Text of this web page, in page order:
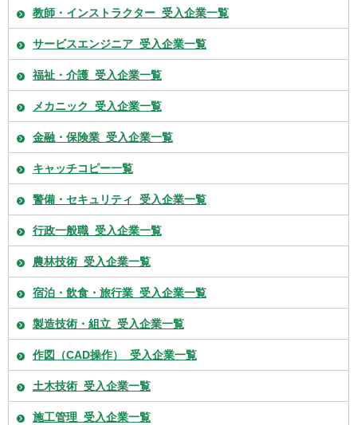
教師・インストラクター_受入企業一覧
サービスエンジニア_受入企業一覧
福祉・介護_受入企業一覧
メカニック_受入企業一覧
金融・保険業_受入企業一覧
キャッチコピー一覧
警備・セキュリティ_受入企業一覧
行政一般職_受入企業一覧
農林技術_受入企業一覧
宿泊・飲食・旅行業_受入企業一覧
製造技術・組立_受入企業一覧
作図（CAD操作）_受入企業一覧
土木技術_受入企業一覧
施工管理_受入企業一覧